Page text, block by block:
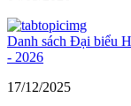
Danh sách Đại biểu
- 2026
17/12/2025